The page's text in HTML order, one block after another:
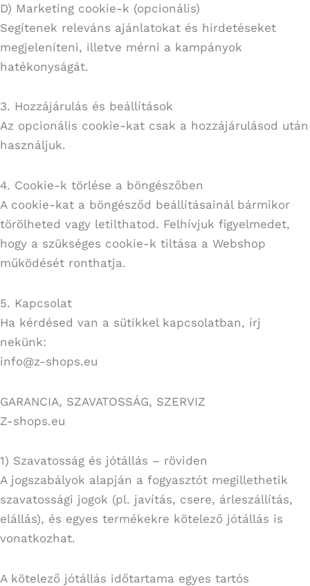
D) Marketing cookie-k (opcionális)
Segítenek releváns ajánlatokat és hirdetéseket
megjeleníteni, illetve mérni a kampányok
hatékonyságát.
3. Hozzájárulás és beállítások
Az opcionális cookie-kat csak a hozzájárulásod után
használjuk.
4. Cookie-k törlése a böngészőben
A cookie-kat a böngésződ beállításainál bármikor
törölheted vagy letilthatod. Felhívjuk figyelmedet,
hogy a szükséges cookie-k tiltása a Webshop
működését ronthatja.
5. Kapcsolat
Ha kérdésed van a sütikkel kapcsolatban, írj
nekünk:
info@z-shops.eu
GARANCIA, SZAVATOSSÁG, SZERVIZ
Z-shops.eu
1) Szavatosság és jótállás – röviden
A jogszabályok alapján a fogyasztót megillethetik
szavatossági jogok (pl. javítás, csere, árleszállítás,
elállás), és egyes termékekre kötelező jótállás is
vonatkozhat.
A kötelező jótállás időtartama egyes tartós